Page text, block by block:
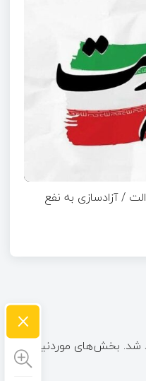
/ آزادسازی به نفع
شد. بخش‌های موردنیاز
×